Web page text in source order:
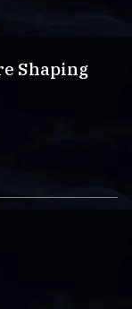
Shaping